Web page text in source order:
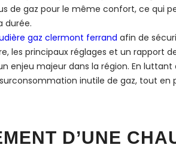
de gaz pour le même confort, ce qui
durée.
gaz clermont ferrand afin de
les principaux réglages et un rapport
enjeu majeur dans la région. En
inutile de gaz, tout en
D’UNE